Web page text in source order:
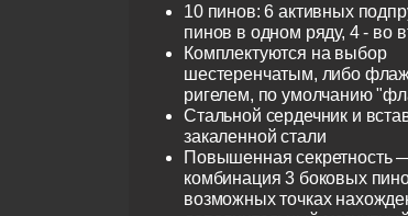
10 пинов: 6 активных
пинов в одном ряду, 4 - во
Комплектуются на выбор
шестеренчатым, либо
ригелем, по умолчанию
Стальной сердечник и
закаленной стали
Повышенная секретность
комбинация 3 боковых
возможных точках